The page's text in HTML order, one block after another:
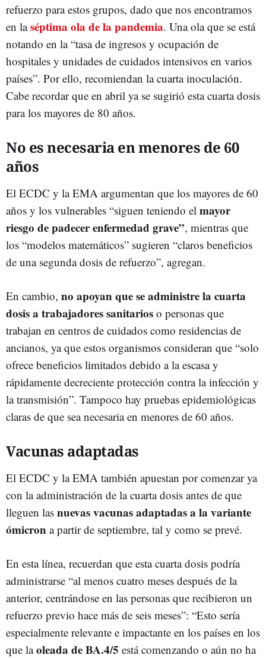
refuerzo para estos grupos, dado que nos encontramos
en laséptima ola de la pandemia. Una ola que se está
notando en la “tasa de ingresos y ocupación de
hospitales y unidades de cuidados intensivos en varios
países”. Por ello, recomiendan la cuarta inoculación.
Cabe recordar que en abril ya se sugirió esta cuarta dosis
para los mayores de 80 años.
No es necesaria en menores de 60
años
El ECDC y la EMA argumentan que los mayores de 60
años y los vulnerables “siguen teniendo el mayor
riesgo de padecer enfermedad grave”, mientras que
los “modelos matemáticos” sugieren “claros beneficios
de una segunda dosis de refuerzo”, agregan.
En cambio, no apoyan que se administre la cuarta
dosis a trabajadores sanitarios o personas que
trabajan en centros de cuidados como residencias de
ancianos, ya que estos organismos consideran que “solo
ofrece beneficios limitados debido a la escasa y
rápidamente decreciente protección contra la infección y
la transmisión”. Tampoco hay pruebas epidemiológicas
claras de que sea necesaria en menores de 60 años.
Vacunas adaptadas
El ECDC y la EMA también apuestan por comenzar ya
con la administración de la cuarta dosis antes de que
lleguen las nuevas vacunas adaptadas a la variante
ómicron a partir de septiembre, tal y como se prevé.
En esta línea, recuerdan que esta cuarta dosis podría
administrarse “al menos cuatro meses después de la
anterior, centrándose en las personas que recibieron un
refuerzo previo hace más de seis meses”: “Esto sería
especialmente relevante e impactante en los países en los
que laoleada de BA.4/5 está comenzando o aún no ha